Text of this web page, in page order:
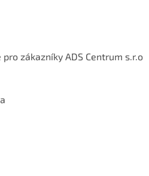
zákazníky ADS Centrum s.r.o